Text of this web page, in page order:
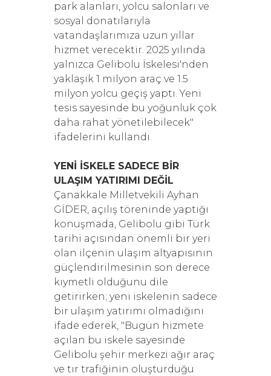
park alanları, yolcu salonları ve
sosyal donatılarıyla
vatandaşlarımıza uzun yıllar
hizmet verecektir. 2025 yılında
yalnızca Gelibolu İskelesi'nden
yaklaşık 1 milyon araç ve 1.5
milyon yolcu geçiş yaptı. Yeni
tesis sayesinde bu yoğunluk çok
daha rahat yönetilebilecek"
ifadelerini kullandı.
YENİ İSKELE SADECE BİR
ULAŞIM YATIRIMI DEĞİL
Çanakkale Milletvekili Ayhan
GİDER, açılış töreninde yaptığı
konuşmada, Gelibolu gibi Türk
tarihi açısından önemli bir yeri
olan ilçenin ulaşım altyapısının
güçlendirilmesinin son derece
kıymetli olduğunu dile
getirirken; yeni iskelenin sadece
bir ulaşım yatırımı olmadığını
ifade ederek, "Bugün hizmete
açılan bu iskele sayesinde
Gelibolu şehir merkezi ağır araç
ve tır trafiğinin oluşturduğu